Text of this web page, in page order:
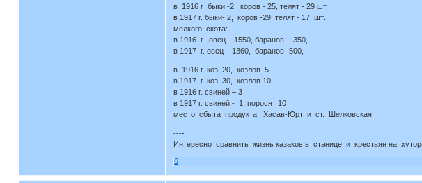
в 1916 г быки -2, коров - 25, телят - 29 шт,
в 1917 г. быки- 2, коров -29, телят - 17 шт.
мелкого скота:
в 1916 г. овец – 1550, баранов - 350,
в 1917 г. овец – 1360, баранов -500,
в 1916 г. коз 20, козлов 5
в 1917 г. коз 30, козлов 10
в 1916 г. свиней – 3
в 1917 г. свиней - 1, поросят 10
место сбыта продукта: Хасав-Юрт и ст. Шелковская
----
Интересно сравнить жизнь казаков в станице и крестьян на
0